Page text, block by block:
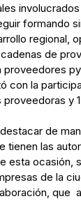
formando
regional,
de
proveedores
con la
y
de
tienen las
esta ocasión,
de la
que